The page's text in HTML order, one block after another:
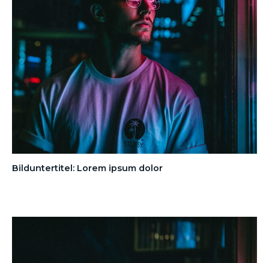
Bilduntertitel: Lorem ipsum dolor